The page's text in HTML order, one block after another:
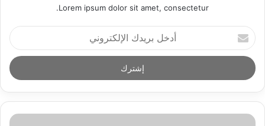
Lorem ipsum dolor sit amet, consectetur.
أ
د
خ
ل
ر
د